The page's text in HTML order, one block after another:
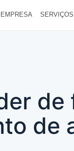
EMPRESA SERVIÇOS
de
de